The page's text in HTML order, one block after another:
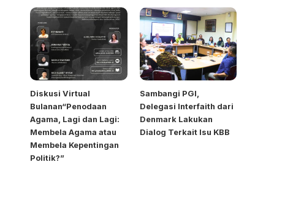
Diskusi Virtual
Bulanan“Penodaan
Agama, Lagi dan Lagi:
Membela Agama atau
Membela Kepentingan
Politik?”
Sambangi PGI,
Delegasi Interfaith dari
Denmark Lakukan
Dialog Terkait Isu KBB